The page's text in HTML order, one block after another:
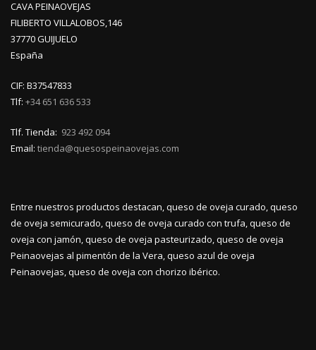
CAVA PEINAOVEJAS
FILIBERTO VILLALOBOS,146
37770 GUIJUELO
España
CIF: B37547833
Tlf: +34 651 636 533
Tlf. Tienda: 923 492 094
Email: tienda@quesospeinaovejas.com
Entre nuestros productos destacan, queso de oveja curado, queso
de oveja semicurado, queso de oveja curado con trufa, queso de
oveja con jamón, queso de oveja pasteurizado, queso de oveja
Peinaovejas al pimentón de la Vera, queso azul de oveja
Peinaovejas, queso de oveja con chorizo ibérico.